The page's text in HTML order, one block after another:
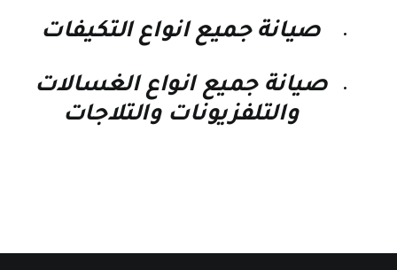
صيانة جميع انواع التكيفات
صيانة جميع انواع الغسالات
والتلفزيونات والتلاجات